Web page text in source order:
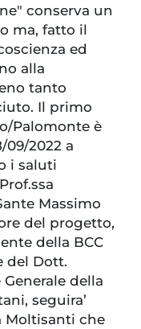
conserva un
ma, fatto il
ed
alla
tanto
Il primo
Palomonte è
09/2022 a
i saluti
Massimo
del progetto,
della BCC
del Dott.
della
seguira’
Moltisanti che